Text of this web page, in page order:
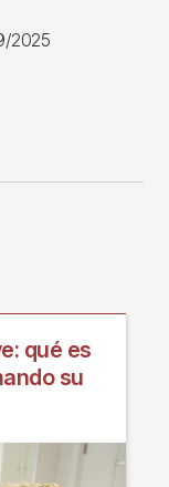
2025
qué es
su